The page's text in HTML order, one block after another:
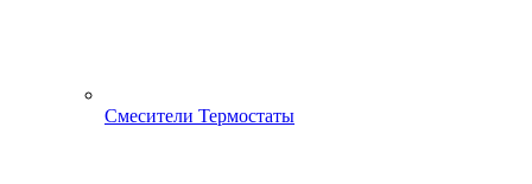
Смесители Термостаты